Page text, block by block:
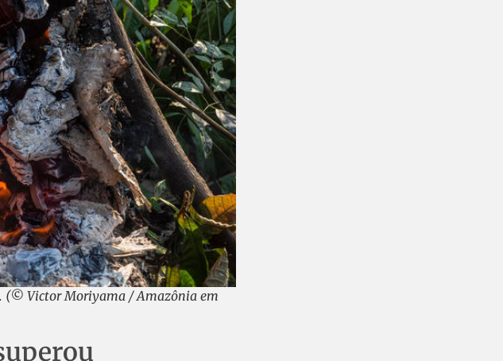
(© Victor Moriyama / Amazônia em